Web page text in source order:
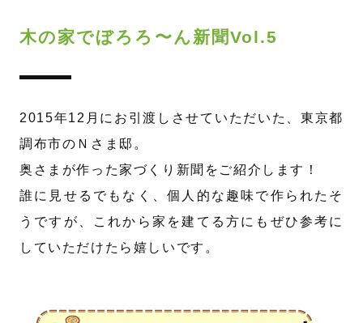
木の家でぼろろ〜ん新聞Vol.5
2015年12月にお引渡しさせていただいた、東京都
調布市のＮさま邸。
奥さまが作った家づくり新聞をご紹介します！
誰に見せるでもなく、個人的な趣味で作られたそ
うですが、これから家を建てる方にもぜひ参考に
していただけたら嬉しいです。